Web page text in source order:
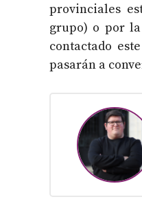
provinciales
grupo) o por
contactado
pasarán a